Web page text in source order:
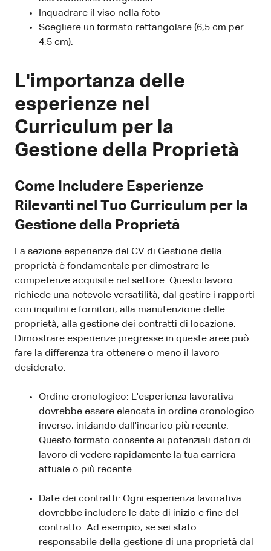
Inquadrare il viso nella foto
Scegliere un formato rettangolare (6,5 cm per
4,5 cm).
L'importanza delle
esperienze nel
Curriculum per la
Gestione della Proprietà
Come Includere Esperienze
Rilevanti nel Tuo Curriculum per la
Gestione della Proprietà
La sezione esperienze del CV di Gestione della
proprietà è fondamentale per dimostrare le
competenze acquisite nel settore. Questo lavoro
richiede una notevole versatilità, dal gestire i rapporti
con inquilini e fornitori, alla manutenzione delle
proprietà, alla gestione dei contratti di locazione.
Dimostrare esperienze pregresse in queste aree può
fare la differenza tra ottenere o meno il lavoro
desiderato.
Ordine cronologico: L'esperienza lavorativa
dovrebbe essere elencata in ordine cronologico
inverso, iniziando dall'incarico più recente.
Questo formato consente ai potenziali datori di
lavoro di vedere rapidamente la tua carriera
attuale o più recente.
Date dei contratti: Ogni esperienza lavorativa
dovrebbe includere le date di inizio e fine del
contratto. Ad esempio, se sei stato
responsabile della gestione di una proprietà dal